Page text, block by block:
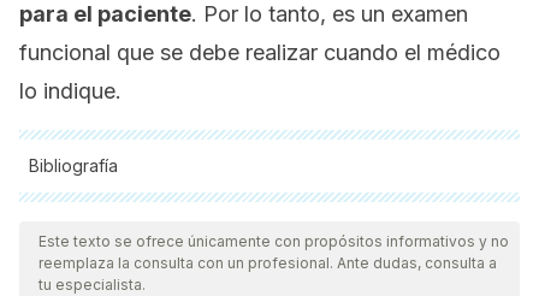
para el paciente. Por lo tanto, es un examen
funcional que se debe realizar cuando el médico
lo indique.
Bibliografía
Todas las fuentes citadas fueron revisadas a profundidad por
nuestro equipo, para asegurar su calidad, confiabilidad,
vigencia y validez.La bibliografía de este artículo fue
Este texto se ofrece únicamente con propósitos informativos y no
reemplaza la consulta con un profesional. Ante dudas, consulta a
tu especialista.